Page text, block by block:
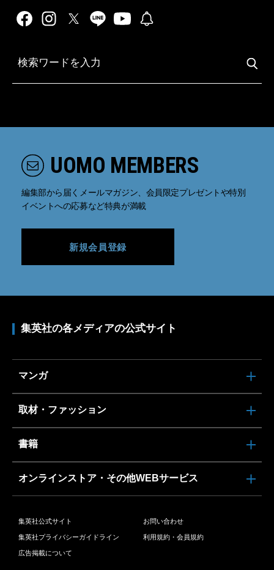
UOMO MEMBERS
編集部から届くメールマガジン、会員限定プレゼントや特別
イベントへの応募など特典が満載
新規会員登録
集英社の各メディアの公式サイト
マンガ
取材・ファッション
書籍
オンラインストア・その他WEBサービス
集英社公式サイト お問い合わせ
集英社プライバシーガイドライン 利用規約・会員規約
広告掲載について